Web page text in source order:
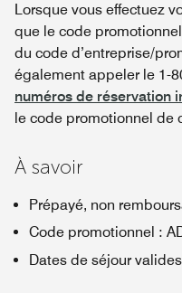
Lorsque vous effectuez
que le code
du code d’entreprise/
également appeler le 1-
numéros de réservation
le code promotionnel de
À savoir
Prépayé, non
Code promotionnel :
Dates de séjour valides